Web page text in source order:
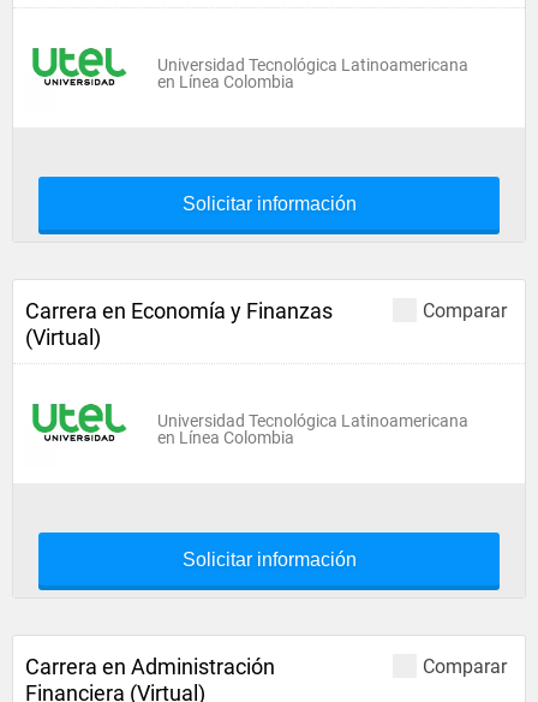
Universidad Tecnológica Latinoamericana
en Línea Colombia
Solicitar información
Comparar
Carrera en Economía y Finanzas
(Virtual)
Universidad Tecnológica Latinoamericana
en Línea Colombia
Solicitar información
Comparar
Carrera en Administración
Financiera (Virtual)